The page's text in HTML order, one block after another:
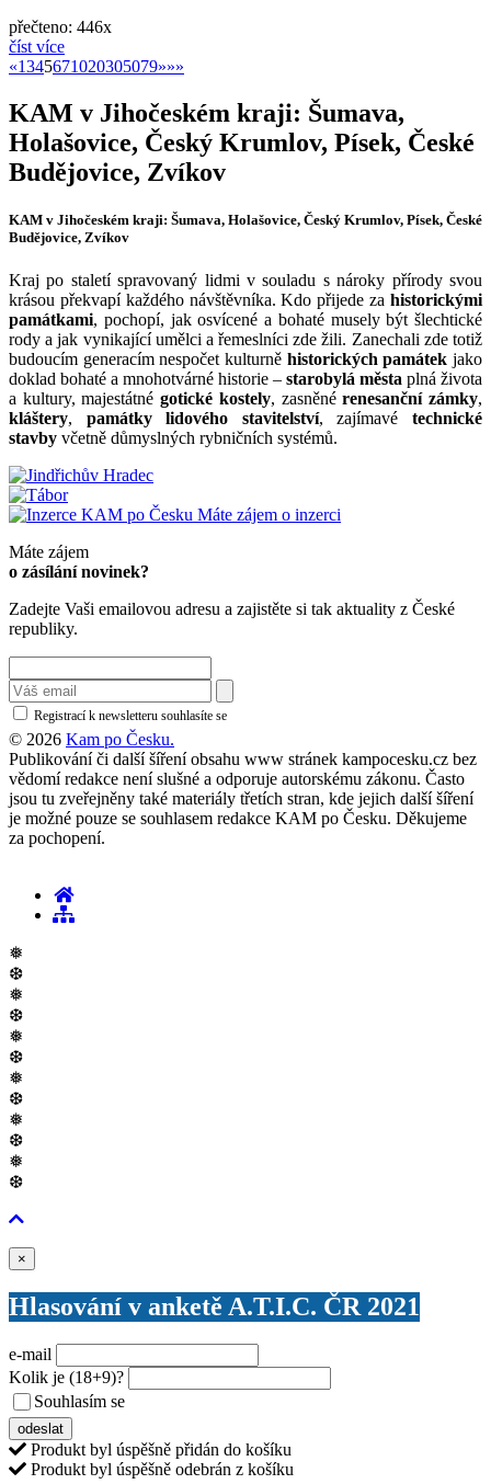
přečteno: 446x
číst více
««1345671020305079»»
»»
KAM v Jihočeském kraji: Šumava,
Holašovice, Český Krumlov, Písek, České
Budějovice, Zvíkov
KAM v Jihočeském kraji: Šumava, Holašovice, Český Krumlov, Písek, České
Budějovice, Zvíkov
Kraj po staletí spravovaný lidmi v souladu s nároky přírody svou
krásou překvapí každého návštěvníka. Kdo přijede za historickými
památkami, pochopí, jak osvícené a bohaté musely být šlechtické
rody a jak vynikající umělci a řemeslníci zde žili. Zanechali zde totiž
budoucím generacím nespočet kulturně historických památek jako
doklad bohaté a mnohotvárné historie – starobylá města plná života
a kultury, majestátnégotické kostely, zasněnérenesanční zámky,
kláštery, památky lidového stavitelství, zajímavétechnické
stavby včetně důmyslných rybničních systémů.
Máte zájem o inzerci
Máte zájem
o zásílání novinek?
Zadejte Vaši emailovou adresu a zajistěte si tak aktuality z České
republiky.
Registrací k newsletteru souhlasíte se
© 2026 Kam po Česku.
Publikování či další šíření obsahu www stránek kampocesku.cz bez
vědomí redakce není slušné a odporuje autorskému zákonu. Často
jsou tu zveřejněny také materiály třetích stran, kde jejich další šíření
je možné pouze se souhlasem redakce KAM po Česku. Děkujeme
za pochopení.
❅
❆
❅
❆
❅
❆
❅
❆
❅
❆
❅
❆
×
Hlasování v anketě A.T.I.C. ČR 2021
e-mail
Kolik je (18+9)?
Souhlasím se
odeslat
Produkt byl úspěšně přidán do košíku
Produkt byl úspěšně odebrán z košíku